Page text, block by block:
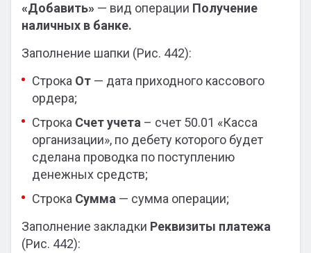
«Добавить» — вид операции Получение
наличных в банке.
Заполнение шапки (Рис. 442):
Строка От — дата приходного кассового
ордера;
Строка Счет учета – счет 50.01 «Касса
организации», по дебету которого будет
сделана проводка по поступлению
денежных средств;
Строка Сумма — сумма операции;
Заполнение закладки Реквизиты платежа
(Рис. 442):